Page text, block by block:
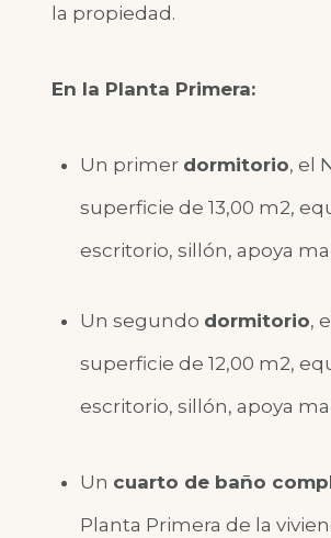
la propiedad.
En la Planta Primera:
Un primer dormitorio, el
superficie de 13,00 m2,
escritorio, sillón, apoya
Un segundo dormitorio,
superficie de 12,00 m2,
escritorio, sillón, apoya
Un cuarto de baño
Planta Primera de la